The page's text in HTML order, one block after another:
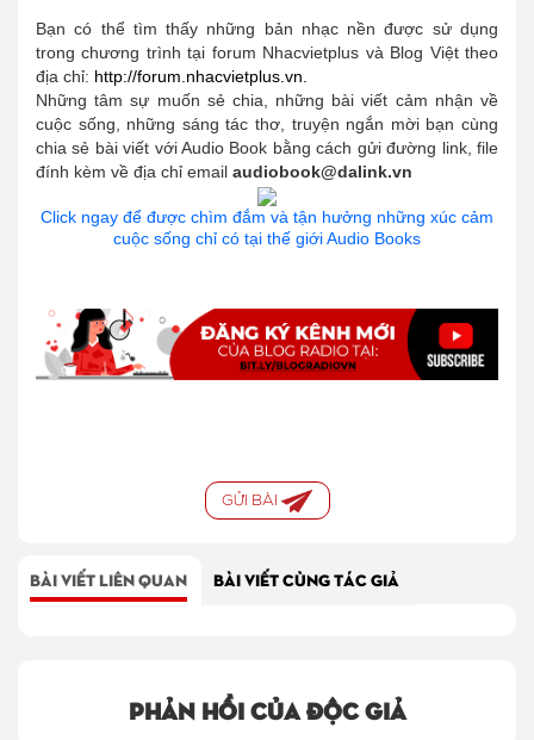
Bạn có thể tìm thấy những bản nhạc nền được sử dụng
trong chương trình tại forum Nhacvietplus và Blog Việt theo
địa chỉ: http://forum.nhacvietplus.vn.
Những tâm sự muốn sẻ chia, những bài viết cảm nhận về
cuộc sống, những sáng tác thơ, truyện ngắn mời bạn cùng
chia sẻ bài viết với Audio Book bằng cách gửi đường link, file
đính kèm về địa chỉ email audiobook@dalink.vn
Click ngay để được chìm đắm và tận hưởng những xúc cảm
cuộc sống chỉ có tại thế giới Audio Books
GỬI BÀI
BÀI VIẾT LIÊN QUAN BÀI VIẾT CÙNG TÁC GIẢ
Phản hồi của độc giả